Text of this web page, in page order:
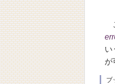
い
が
ブ